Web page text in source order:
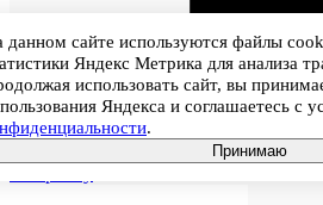
данном сайте используются файлы
Яндекс Метрика для анализа
использовать сайт, вы
Яндекса и соглашаетесь с
.
Принимаю